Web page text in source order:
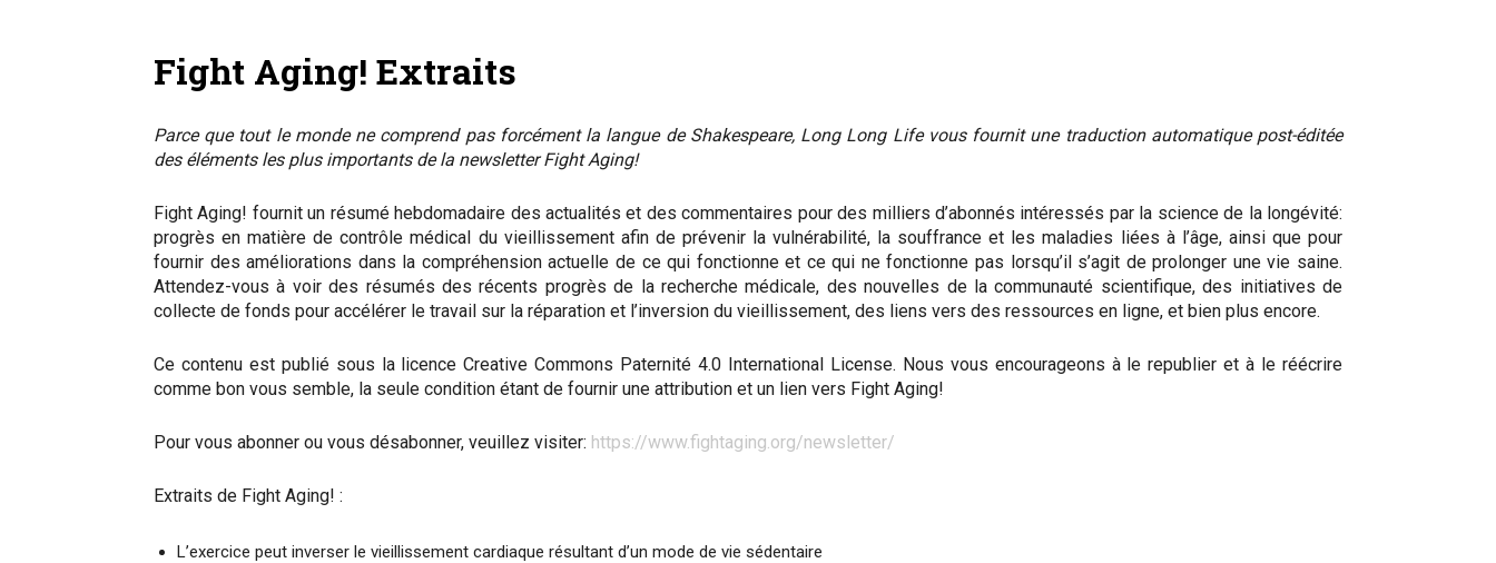
Fight Aging! Extraits
Parce que tout le monde ne comprend pas forcément la langue de Shakespeare, Long Long Life vous fournit une traduction automatique post-éditée
des éléments les plus importants de la newsletter Fight Aging!
Fight Aging! fournit un résumé hebdomadaire des actualités et des commentaires pour des milliers d’abonnés intéressés par la science de la longévité:
progrès en matière de contrôle médical du vieillissement afin de prévenir la vulnérabilité, la souffrance et les maladies liées à l’âge, ainsi que pour
fournir des améliorations dans la compréhension actuelle de ce qui fonctionne et ce qui ne fonctionne pas lorsqu’il s’agit de prolonger une vie saine.
Attendez-vous à voir des résumés des récents progrès de la recherche médicale, des nouvelles de la communauté scientifique, des initiatives de
collecte de fonds pour accélérer le travail sur la réparation et l’inversion du vieillissement, des liens vers des ressources en ligne, et bien plus encore.
Ce contenu est publié sous la licence Creative Commons Paternité 4.0 International License. Nous vous encourageons à le republier et à le réécrire
comme bon vous semble, la seule condition étant de fournir une attribution et un lien vers Fight Aging!
Pour vous abonner ou vous désabonner, veuillez visiter: https://www.fightaging.org/newsletter/
Extraits de Fight Aging! :
L’exercice peut inverser le vieillissement cardiaque résultant d’un mode de vie sédentaire